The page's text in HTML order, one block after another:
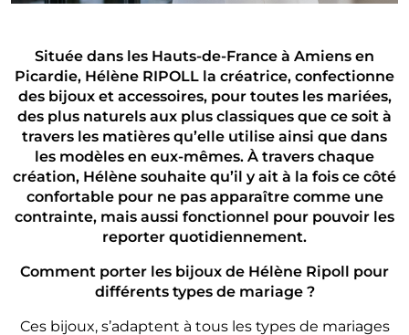
Située dans les Hauts-de-France à Amiens en
Picardie, Hélène RIPOLL la créatrice, confectionne
des bijoux et accessoires, pour toutes les mariées,
des plus naturels aux plus classiques que ce soit à
travers les matières qu’elle utilise ainsi que dans
les modèles en eux-mêmes. À travers chaque
création, Hélène souhaite qu’il y ait à la fois ce côté
confortable pour ne pas apparaître comme une
contrainte, mais aussi fonctionnel pour pouvoir les
reporter quotidiennement.
Comment porter les bijoux de Hélène Ripoll pour
différents types de mariage ?
Ces bijoux, s’adaptent à tous les types de mariages